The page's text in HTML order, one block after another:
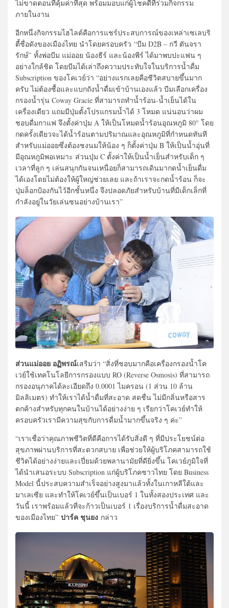
ไม่ขาดตอนที่คุ้มค่าที่สุด พร้อมมอบแก่ผู้โชคดีที่ร่วมกิจกรรม
ภายในงาน
อีกหนึ่งกิจกรรมไฮไลต์คือการแชร์ประสบการณ์ของเหล่าเซเลบริ
ตี้ชื่อดังของเมืองไทย นำโดยครอบครัว “บีม D2B – กวี ตันจรา
รักษ์” ทั้งพ่อบีม แม่ออย น้องธีร์ และน้องพีร์ ได้มาพบปะแฟน ๆ
อย่างใกล้ชิด โดยบีมได้เล่าถึงความประทับใจในบริการน้ำดื่ม
Subscription ของโคเวย์ว่า “อย่างแรกเลยคือชีวิตสบายขึ้นมาก
ครับ ไม่ต้องซื้อและแบกถังน้ำดื่มเข้าบ้านเองแล้ว บีมเลือกเครื่อง
กรองน้ำรุ่น Coway Gracie ที่สามารถทำน้ำร้อน-น้ำเย็นได้ใน
เครื่องเดียว แถมมีปุ่มตั้งโปรแกรมน้ำได้ 3 โหมด แน่นอนว่าผม
ชอบดื่มกาแฟ จึงตั้งค่าปุ่ม A ให้เป็นโหมดน้ำร้อนอุณหภูมิ 80° โดย
กดครั้งเดียวจะได้น้ำร้อนตามปริมาณและอุณหภูมิที่กำหนดทันที
สำหรับแม่ออยซึ่งต้องชงนมให้น้อง ๆ ก็ตั้งค่าปุ่ม B ให้เป็นน้ำอุ่นที่
มีอุณหภูมิพอเหมาะ ส่วนปุ่ม C ตั้งค่าให้เป็นน้ำเย็นสำหรับเด็ก ๆ
เวลาที่ลูก ๆ เล่นสนุกกันจนเหนื่อยก็สามารถเดินมากดน้ำเย็นดื่ม
ได้เองโดยไม่ต้องให้ผู้ใหญ่ช่วยเลย และถ้าเราจะกดน้ำร้อน ก็จะ
ปุ่มล็อกป้องกันไว้อีกชั้นหนึ่ง จึงปลอดภัยสำหรับบ้านที่มีเด็กเล็กที่
กำลังอยู่ในวัยเล่นซนอย่างบ้านเรา”
ส่วนแม่ออย อฏิพรณ์เสริมว่า “สิ่งที่ชอบมากคือเครื่องกรองน้ำโค
เวย์ใช้เทคโนโลยีการกรองแบบ RO (Reverse Osmosis) ที่สามารถ
กรองอนุภาคได้ละเอียดถึง 0.0001 ไมครอน (1 ส่วน 10 ล้าน
มิลลิเมตร) ทำให้เราได้น้ำดื่มที่สะอาด สดชื่น ไม่มีกลิ่นหรือสาร
ตกค้างสำหรับทุกคนในบ้านได้อย่างง่าย ๆ เรียกว่าโคเวย์ทำให้
ครอบครัวเรามีความสุขกับการดื่มน้ำมากขึ้นจริง ๆ ค่ะ”
“เราเชื่อว่าคุณภาพชีวิตที่ดีคือการได้รับสิ่งดี ๆ ที่มีประโยชน์ต่อ
สุขภาพผ่านบริการที่สะดวกสบาย เพื่อช่วยให้ผู้บริโภคสามารถใช้
ชีวิตได้อย่างง่ายและเปี่ยมด้วยพลานามัยที่ดียิ่งขึ้น โคเวย์ภูมิใจที่
ได้นำเสนอระบบ Subscription แก่ผู้บริโภคชาวไทย โดย Business
Model นี้ประสบความสำเร็จอย่างสูงมาแล้วทั้งในเกาหลีใต้และ
มาเลเซีย และทำให้โคเวย์ขึ้นเป็นเบอร์ 1 ในทั้งสองประเทศ และ
วันนี้ เราพร้อมแล้วที่จะก้าวเป็นเบอร์ 1 เรื่องบริการน้ำดื่มสะอาด
ของเมืองไทย” ปาร์ค ชุนยง กล่าว